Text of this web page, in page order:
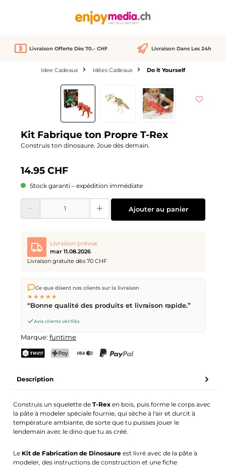
Livraison Offerte Dès 70.- CHF Livraison Dans Les 24h
Idee Cadeaux Idées Cadeaux Do it Yourself
Ignorer la galerie d'images
Kit Fabrique ton Propre T-Rex
Construis ton dinosaure. Joue dès demain.
14.95 CHF
Stock garanti – expédition immédiate
Quantité de produit : Entrez la quantité souhaitée ou utilisez les boutons
Ajouter au panier
Livraison prévue
mar 11.08.2026
Livraison gratuite dès 70 CHF
Nous expédions directement depuis notre entrepôt à Kriens,
en Suisse.Livraison gratuitedèsCHF 70
passées avant
livraison leprochain jour ouvrable par la Poste Suisse.
Ce que disent nos clients sur la livraison
★★★★★
“Bonne qualité des produits et livraison rapide.”
Avis clients vérifiés
Marque: funtime
Description
Construis un squelette deT-Rex en bois, puis forme le corps avec
la pâte à modeler spéciale fournie, qui sèche à l'air et durcit à
température ambiante, de sorte que tu puisses jouer le
lendemain avec le dino que tu as créé.
Le Kit de Fabrication de Dinosaure est livré avec de la pâte à
modeler, des instructions de construction et une fiche